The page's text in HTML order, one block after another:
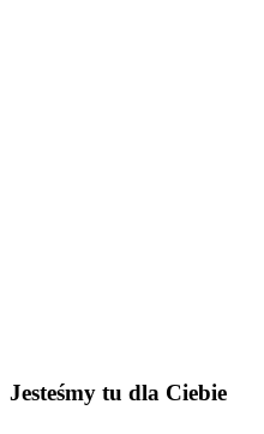
Jesteśmy tu dla Ciebie